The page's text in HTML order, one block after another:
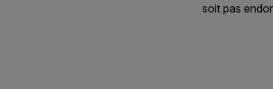
soit pas